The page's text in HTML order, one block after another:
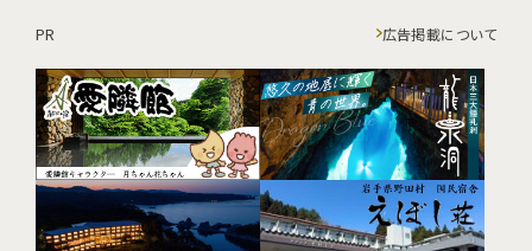
PR 広告掲載について